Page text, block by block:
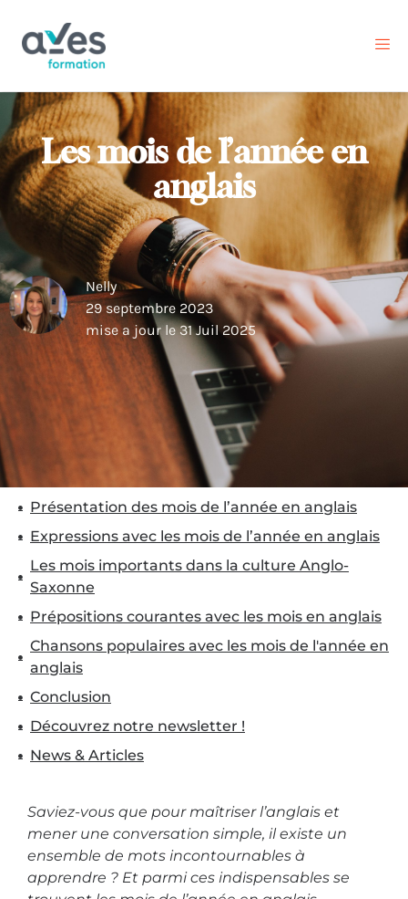
Les mois de l’année en
anglais
Nelly
29 septembre 2023
mise a jour le 31 Juil 2025
Présentation des mois de l’année en anglais
Expressions avec les mois de l’année en anglais
Les mois importants dans la culture Anglo-
Saxonne
Prépositions courantes avec les mois en anglais
Chansons populaires avec les mois de l'année en
anglais
Conclusion
Découvrez notre newsletter !
News & Articles
Saviez-vous que pour maîtriser l’anglais et
mener une conversation simple, il existe un
ensemble de mots incontournables à
apprendre ? Et parmi ces indispensables se